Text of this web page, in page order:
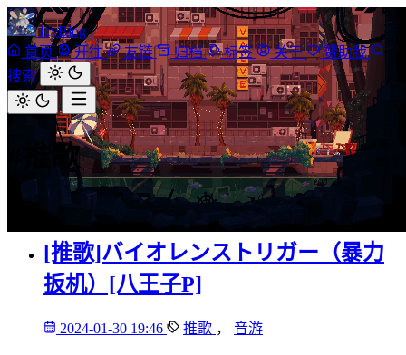
IcyBlog
首页
开往 友链 归档 标签 关于
赞助我
搜索
#推歌
[推歌]バイオレンストリガー（暴力
扳机）[八王子P]
2024-01-30 19:46 推歌 ， 音游